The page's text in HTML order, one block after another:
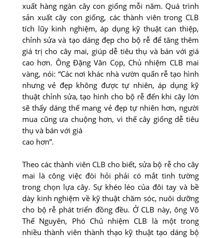
xuất hàng ngàn cây con giống mỗi năm. Quá trình
sản xuất cây con giống, các thành viên trong CLB
tích lũy kinh nghiệm, áp dụng kỹ thuật can thiệp,
chỉnh sửa và tạo dáng đẹp cho bộ rễ để tăng thêm
giá trị cho cây mai, giúp dễ tiêu thụ và bán với giá
cao hơn. Ông Ðặng Văn Cọp, Chủ nhiệm CLB mai
vàng, nói: “Các nơi khác nhà vườn quấn rễ tạo hình
nhưng vẻ đẹp không được tự nhiên, áp dụng kỹ
thuật chỉnh sửa, tạo hình cho bộ rễ đến khi cây lớn
sẽ thấy dáng thế mang vẻ đẹp tự nhiên hơn, người
mua cũng ưa chuộng hơn, vì thế cây giống dễ tiêu
thụ và bán với giá
cao hơn”.
Theo các thành viên CLB cho biết, sửa bộ rễ cho cây
mai là công việc đòi hỏi phải có mắt tinh tường
trong chọn lựa cây. Sự khéo léo của đôi tay và bề
dày kinh nghiệm về kỹ thuật chăm sóc, nuôi dưỡng
cho bộ rễ phát triển đồng đều. Ở CLB này, ông Võ
Thế Nguyên, Phó Chủ nhiệm CLB là một trong
nhiều thành viên thành thạo kỹ thuật tạo dáng bộ